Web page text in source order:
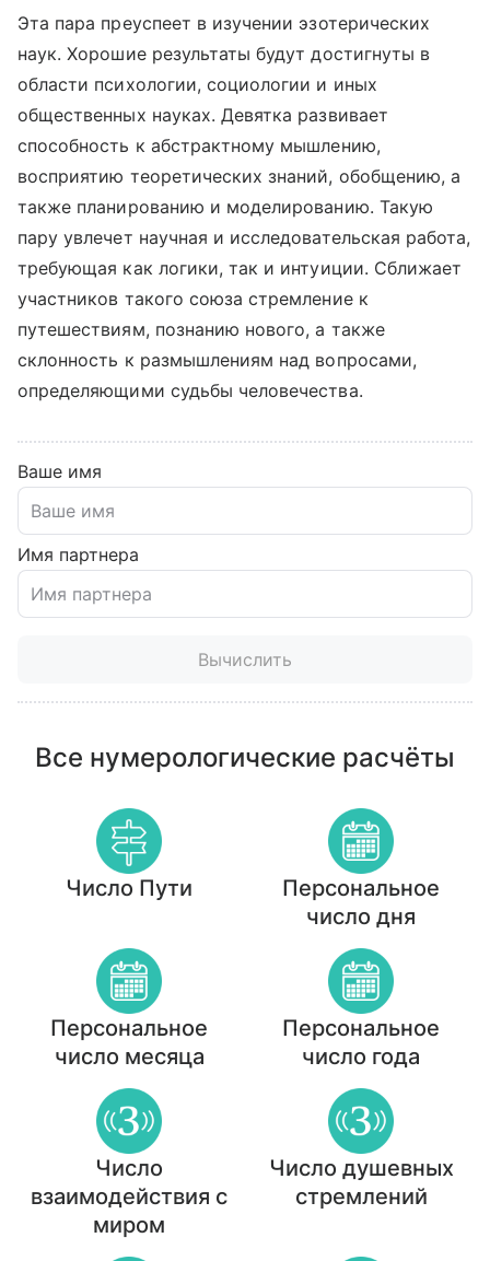
Эта пара преуспеет в изучении эзотерических
наук. Хорошие результаты будут достигнуты в
области психологии, социологии и иных
общественных науках. Девятка развивает
способность к абстрактному мышлению,
восприятию теоретических знаний, обобщению, а
также планированию и моделированию. Такую
пару увлечет научная и исследовательская работа,
требующая как логики, так и интуиции. Сближает
участников такого союза стремление к
путешествиям, познанию нового, а также
склонность к размышлениям над вопросами,
определяющими судьбы человечества.
Ваше имя
Имя партнера
Вычислить
Все нумерологические расчёты
Число Пути
Персональное
число дня
Персональное
число месяца
Персональное
число года
Число
взаимодействия с
миром
Число душевных
стремлений